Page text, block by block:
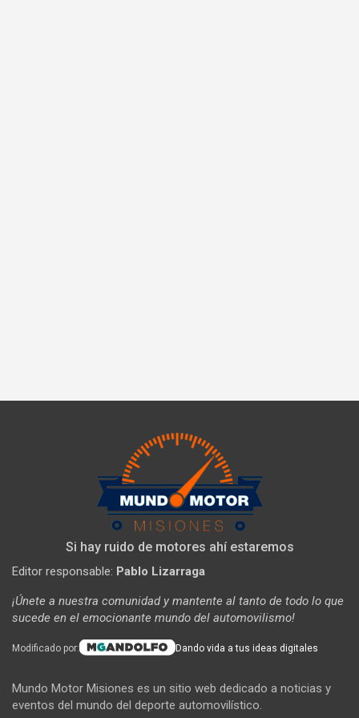
Si hay ruido de motores ahí estaremos
Editor responsable: Pablo Lizarraga
¡Únete a nuestra comunidad y mantente al tanto de todo lo que
sucede en el emocionante mundo del automovilismo!
Modificado por: Dando vida a tus ideas digitales
Mundo Motor Misiones es un sitio web dedicado a noticias y
eventos del mundo del deporte automovilístico.